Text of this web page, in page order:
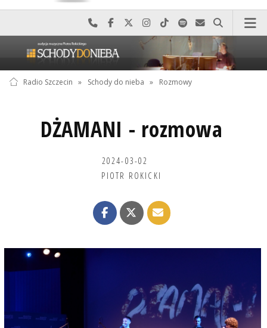
Najlepiej po prostu do nas zadzwoń
Odwiedź nas na Facebook-u
Odwiedź nas na X
Odwiedź nas na Instagram-ie
Odwiedź nas na TikTok-u
Szukaj nas na Spotify
Wyślij do nas
Szukaj
Radio Szczecin » Schody do nieba » Rozmowy
DŻAMANI - rozmowa
2024-03-02
PIOTR ROKICKI